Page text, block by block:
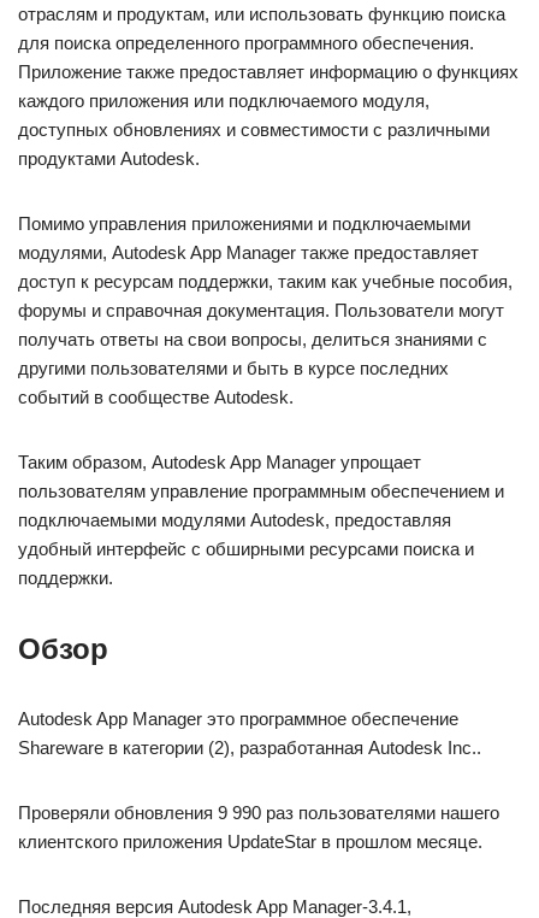
отраслям и продуктам, или использовать функцию поиска
для поиска определенного программного обеспечения.
Приложение также предоставляет информацию о функциях
каждого приложения или подключаемого модуля,
доступных обновлениях и совместимости с различными
продуктами Autodesk.
Помимо управления приложениями и подключаемыми
модулями, Autodesk App Manager также предоставляет
доступ к ресурсам поддержки, таким как учебные пособия,
форумы и справочная документация. Пользователи могут
получать ответы на свои вопросы, делиться знаниями с
другими пользователями и быть в курсе последних
событий в сообществе Autodesk.
Таким образом, Autodesk App Manager упрощает
пользователям управление программным обеспечением и
подключаемыми модулями Autodesk, предоставляя
удобный интерфейс с обширными ресурсами поиска и
поддержки.
Обзор
Autodesk App Manager это программное обеспечение
Shareware в категории (2), разработанная Autodesk Inc..
Проверяли обновления 9 990 раз пользователями нашего
клиентского приложения UpdateStar в прошлом месяце.
Последняя версия Autodesk App Manager-3.4.1,